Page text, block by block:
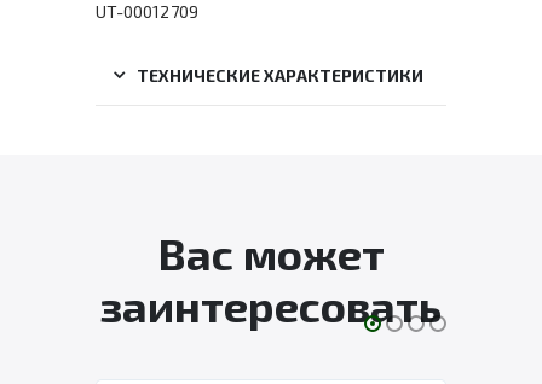
UT-00012709
ТЕХНИЧЕСКИЕ ХАРАКТЕРИСТИКИ
Вас может
заинтересовать